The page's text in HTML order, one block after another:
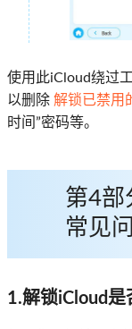
使用此iCloud绕过
以删除 解锁已禁用
时间”密码等。
第4部
常见
1.解锁iCloud是